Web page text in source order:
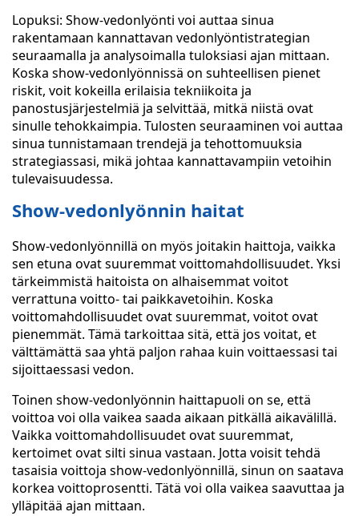
Lopuksi: Show-vedonlyönti voi auttaa sinua
rakentamaan kannattavan vedonlyöntistrategian
seuraamalla ja analysoimalla tuloksiasi ajan mittaan.
Koska show-vedonlyönnissä on suhteellisen pienet
riskit, voit kokeilla erilaisia tekniikoita ja
panostusjärjestelmiä ja selvittää, mitkä niistä ovat
sinulle tehokkaimpia. Tulosten seuraaminen voi auttaa
sinua tunnistamaan trendejä ja tehottomuuksia
strategiassasi, mikä johtaa kannattavampiin vetoihin
tulevaisuudessa.
Show-vedonlyönnin haitat
Show-vedonlyönnillä on myös joitakin haittoja, vaikka
sen etuna ovat suuremmat voittomahdollisuudet. Yksi
tärkeimmistä haitoista on alhaisemmat voitot
verrattuna voitto- tai paikkavetoihin. Koska
voittomahdollisuudet ovat suuremmat, voitot ovat
pienemmät. Tämä tarkoittaa sitä, että jos voitat, et
välttämättä saa yhtä paljon rahaa kuin voittaessasi tai
sijoittaessasi vedon.
Toinen show-vedonlyönnin haittapuoli on se, että
voittoa voi olla vaikea saada aikaan pitkällä aikavälillä.
Vaikka voittomahdollisuudet ovat suuremmat,
kertoimet ovat silti sinua vastaan. Jotta voisit tehdä
tasaisia voittoja show-vedonlyönnillä, sinun on saatava
korkea voittoprosentti. Tätä voi olla vaikea saavuttaa ja
ylläpitää ajan mittaan.